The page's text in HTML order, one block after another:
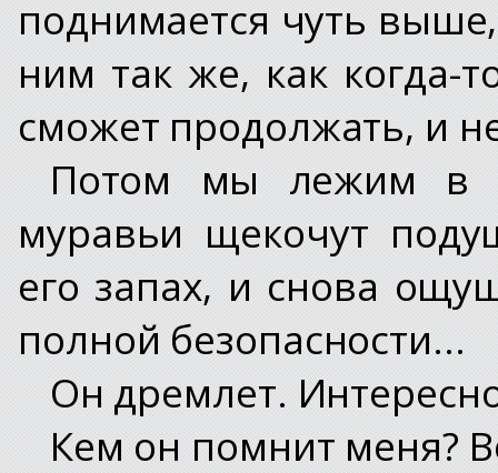
поднимается чуть
ним так же, как когда-
сможет продолжать, и
Потом мы лежим в
муравьи щекочут
его запах, и снова
полной безопасности...
Он дремлет.
Кем он помнит меня?